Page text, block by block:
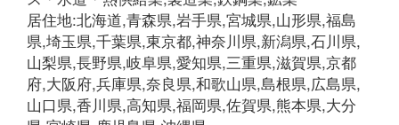
居住地:北海道,青森県,岩手県,宮城県,山形県,福島
県,埼玉県,千葉県,東京都,神奈川県,新潟県,石川県,
山梨県,長野県,岐阜県,愛知県,三重県,滋賀県,京都
府,大阪府,兵庫県,奈良県,和歌山県,島根県,広島県,
山口県,香川県,高知県,福岡県,佐賀県,熊本県,大分